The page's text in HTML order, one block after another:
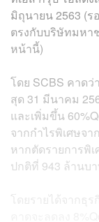
มิถุนายน 2563 (ร
ตรงกับบริษัทมหา
หน้านี้)
โดย SCBS คาดว่
สุด 31 มีนาคม
และเพิ่มขึ้น
จากกำไรพิเศษจ
หากตัดรายการพิ
ปกติที่ 943 ล้านบ
โดยรายได้จากธุร